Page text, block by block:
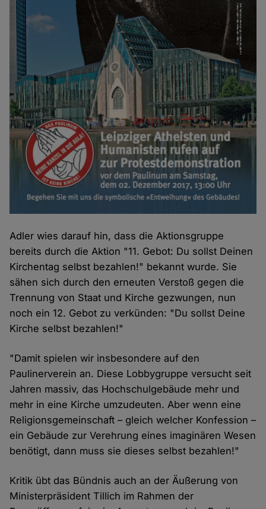
Adler wies darauf hin, dass die Aktionsgruppe
bereits durch die Aktion "11. Gebot: Du sollst Deinen
Kirchentag selbst bezahlen!" bekannt wurde. Sie
sähen sich durch den erneuten Verstoß gegen die
Trennung von Staat und Kirche gezwungen, nun
noch ein 12. Gebot zu verkünden: "Du sollst Deine
Kirche selbst bezahlen!"
"Damit spielen wir insbesondere auf den
Paulinerverein an. Diese Lobbygruppe versucht seit
Jahren massiv, das Hochschulgebäude mehr und
mehr in eine Kirche umzudeuten. Aber wenn eine
Religionsgemeinschaft – gleich welcher Konfession –
ein Gebäude zur Verehrung eines imaginären Wesen
benötigt, dann muss sie dieses selbst bezahlen!"
Kritik übt das Bündnis auch an der Äußerung von
Ministerpräsident Tillich im Rahmen der